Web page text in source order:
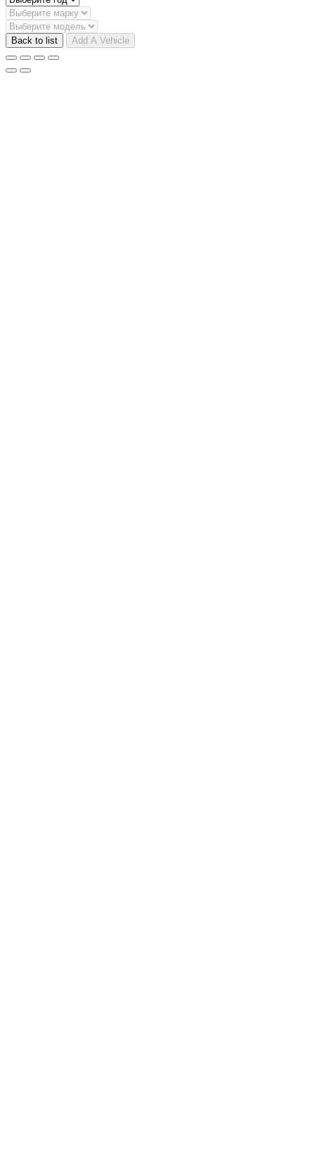
Back to list Add A Vehicle